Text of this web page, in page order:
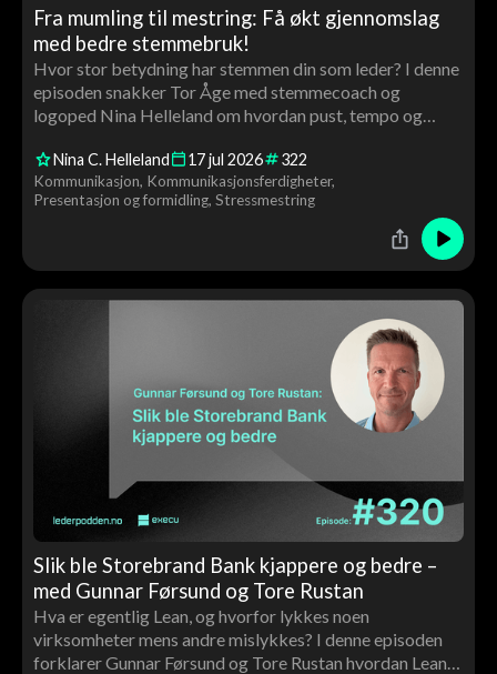
Fra mumling til mestring: Få økt gjennomslag
med bedre stemmebruk!
Hvor stor betydning har stemmen din som leder? I denne
episoden snakker Tor Åge med stemmecoach og
logoped Nina Helleland om hvordan pust, tempo og
får konkrete råd og en live stemmecoaching av Tor Åge
underveis.
Nina C. Helleland 17jul 2026 322
Kommunikasjon Kommunikasjonsferdigheter
Presentasjon og formidling Stressmestring
Slik ble Storebrand Bank kjappere og bedre –
med Gunnar Førsund og Tore Rustan
Hva er egentlig Lean, og hvorfor lykkes noen
virksomheter mens andre mislykkes? I denne episoden
forklarer Gunnar Førsund og Tore Rustan hvordan Lean